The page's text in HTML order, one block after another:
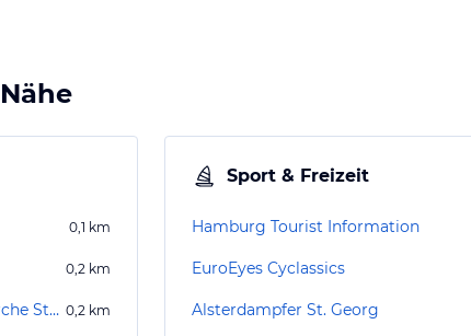
0,1 km
0,2 km
Heilige Dreieinigkeits-Kirche / Kirche St. Georg 0,2 km
Sport & Freizeit
Hamburg Tourist Information
EuroEyes Cyclassics
Alsterdampfer St. Georg